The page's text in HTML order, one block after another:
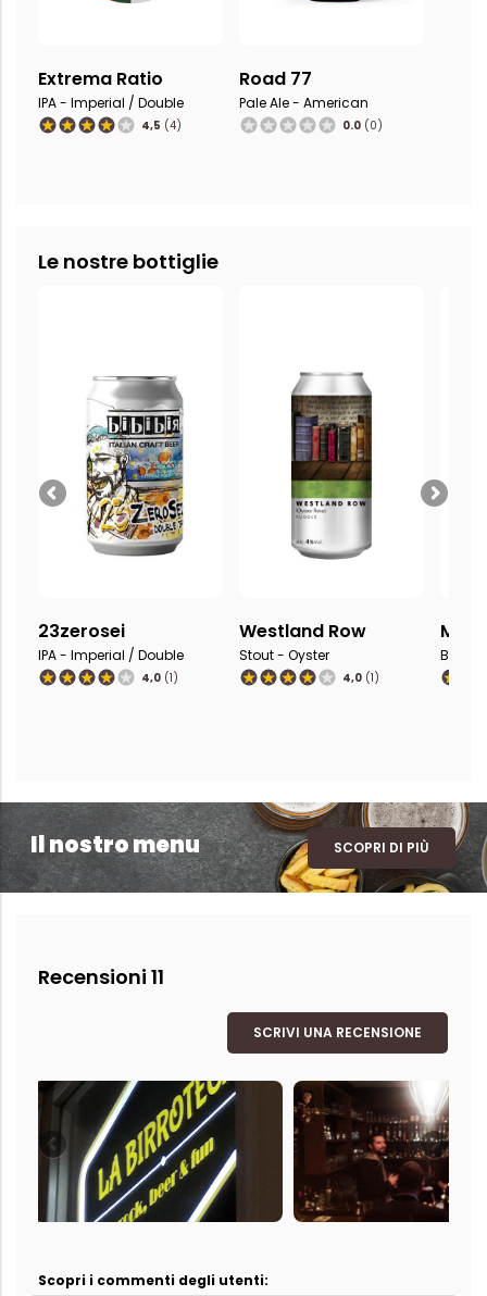
Extrema Ratio
IPA - Imperial / Double
4,5 (4)
Road 77
Pale Ale - American
0.0 (0)
Le nostre bottiglie
23zerosei
IPA - Imperial / Double
4,0 (1)
Westland Row
Stout - Oyster
4,0 (1)
Il nostro menu SCOPRI DI PIÙ
Recensioni 11
SCRIVI UNA RECENSIONE
Scopri i commenti degli utenti: